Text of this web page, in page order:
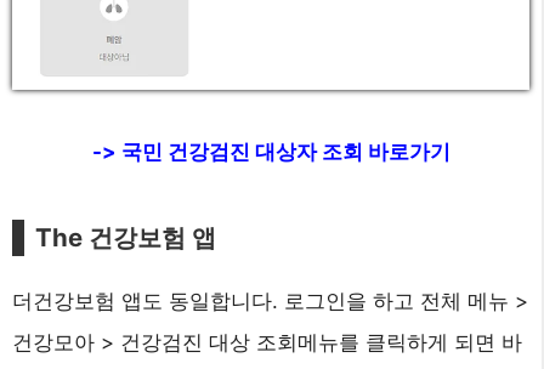
-> 국민 건강검진 대상자 조회 바로가기
The 건강보험 앱
더건강보험 앱도 동일합니다. 로그인을 하고 전체 메뉴 >
건강모아 > 건강검진 대상 조회메뉴를 클릭하게 되면 바